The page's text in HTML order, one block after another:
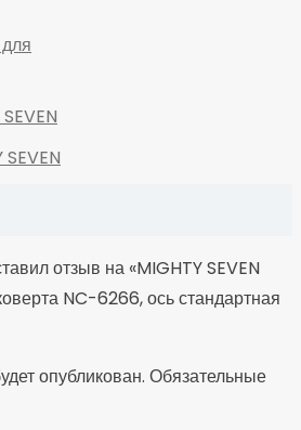
отзыв на «MIGHTY SEVEN
NC-6266, ось стандартная
опубликован. Обязательные